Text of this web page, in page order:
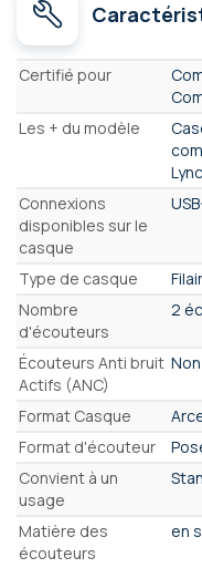
Caractéristiques
Certifié pour
Les + du modèle
Lync
Connexions
disponibles sur le
casque
Type de casque
Nombre
d'écouteurs
2
Écouteurs Anti bruit
Actifs (ANC)
Non
Format Casque
Format d'écouteur
Convient à un
usage
Matière des
écouteurs
en